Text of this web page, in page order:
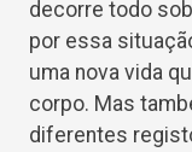
decorre todo
por essa
uma nova vida
corpo. Mas
diferentes